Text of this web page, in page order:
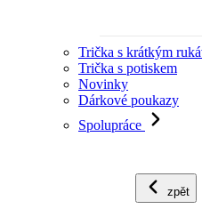
Trička s krátkým
Trička s potiskem
Novinky
Dárkové poukazy
Spolupráce
zpět